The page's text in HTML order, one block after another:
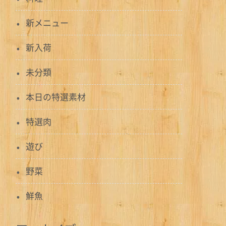
新メニュー
新入荷
未分類
本日の特選素材
特選肉
遊び
野菜
鮮魚